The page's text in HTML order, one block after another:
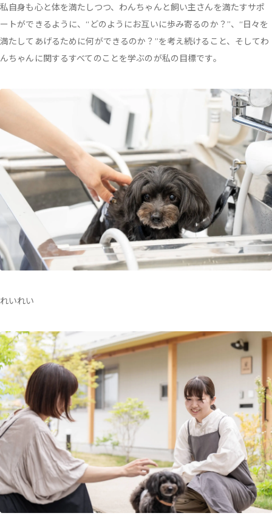
私自身も心と体を満たしつつ、わんちゃんと飼い主さんを満たすサポ
ートができるように、“どのようにお互いに歩み寄るのか？”、“日々を
満たしてあげるために何ができるのか？”を考え続けること、そしてわ
んちゃんに関するすべてのことを学ぶのが私の目標です。
れいれい